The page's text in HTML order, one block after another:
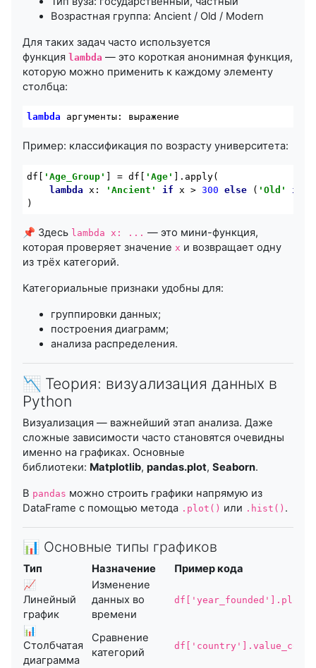
Возрастная группа: Ancient / Old / Modern
Для таких задач часто используется
функция lambda — это короткая анонимная функция,
которую можно применить к каждому элементу
столбца:
lambda
Пример: классификация по возрасту университета:
df[ 'Age_Group' ] = df[ 'Age'
].apply(
lambda x: 'Ancient' if x > 300 else ( 'Old' if
📌 Здесь lambda x: ... — это мини-функция,
которая проверяет значение x и возвращает одну
из трёх категорий.
Категориальные признаки удобны для:
группировки данных;
построения диаграмм;
анализа распределения.
📉 Теория: визуализация данных в
Python
Визуализация — важнейший этап анализа. Даже
сложные зависимости часто становятся очевидны
именно на графиках. Основные
библиотеки: Matplotlib, pandas.plot, Seaborn.
В pandas можно строить графики напрямую из
DataFrame с помощью метода .plot() или .hist() .
📊 Основные типы графиков
Тип Назначение
Пример кода
📈
Линейный
график
Изменение
данных во
времени
df['year_founded'].plot()
📊
Столбчатая
диаграмма
Сравнение
категорий